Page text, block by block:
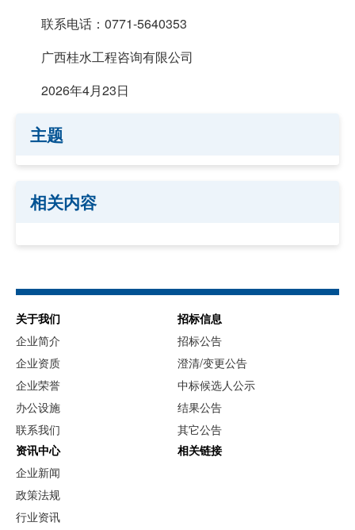
联系电话：0771-5640353
广西桂水工程咨询有限公司
2026年4月23日
主题
相关内容
关于我们
企业简介
企业资质
企业荣誉
办公设施
联系我们
招标信息
招标公告
澄清/变更公告
中标候选人公示
结果公告
其它公告
资讯中心
企业新闻
政策法规
行业资讯
相关链接